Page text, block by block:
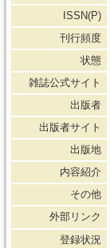
ISSN(P)
刊行頻度
状態
雑誌公式サイト
出版者
出版者サイト
出版地
内容紹介
その他
外部リンク
登録状況